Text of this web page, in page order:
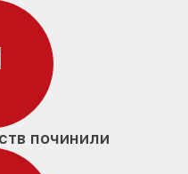
починили